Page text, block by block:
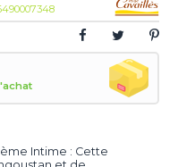
Intime : Cette